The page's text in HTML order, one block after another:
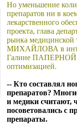
Но уменьшение
препаратов ни в
лекарственного
проекта, глава
рынка медицинской
МИХАЙЛОВА в
Галине ПАПЕРНОЙ
оптимизацией.
-- Кто составлял
препаратов?
и медики считают,
посоветовались с
препараты.